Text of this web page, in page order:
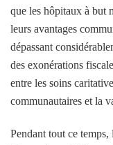
que les hôpitaux à but
leurs avantages
dépassant
des exonérations
entre les soins
communautaires et la
Pendant tout ce